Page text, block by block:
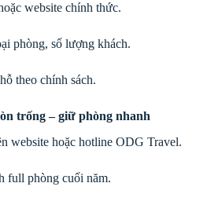
website chính thức.
phòng, số lượng khách.
theo chính sách.
trống – giữ phòng nhanh
website hoặc hotline ODG Travel.
full phòng cuối năm.